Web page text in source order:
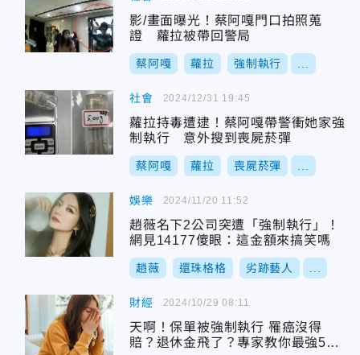
影/畫面曝光！蔡阿嘎門口拍照蒐
證 蘿拉被帶回警局
蔡阿嘎 蘿拉 強制執行
社會
蘿拉持毒遭逮！蔡阿嘎帶警衝她家強
制執行 意外搜到喪屍菸彈
蔡阿嘎 蘿拉 喪屍菸彈
2024/12/31 19:45
娛樂
趙薇名下2公司突遭「強制執行」！
網見14177傻眼：這金額來搞笑嗎
趙薇 還珠格格 劣跡藝人
2024/11/20 11:52
財經
天啊！保單被強制執行 罹癌沒得
賠？退休金飛了？專家教你最強5招
2024/10/29 08:11